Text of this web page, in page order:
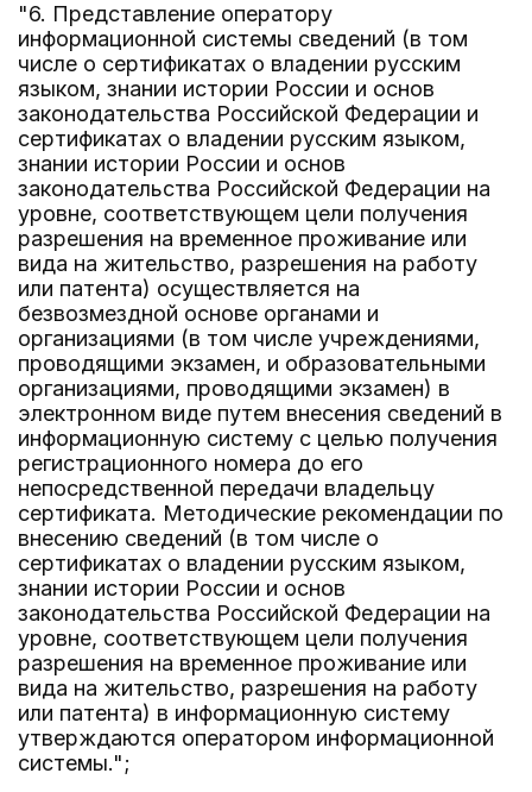
"6. Представление оператору
информационной системы сведений (в том
числе о сертификатах о владении русским
языком, знании истории России и основ
законодательства Российской Федерации и
сертификатах о владении русским языком,
знании истории России и основ
законодательства Российской Федерации на
уровне, соответствующем цели получения
разрешения на временное проживание или
вида на жительство, разрешения на работу
или патента) осуществляется на
безвозмездной основе органами и
организациями (в том числе учреждениями,
проводящими экзамен, и образовательными
организациями, проводящими экзамен) в
электронном виде путем внесения сведений в
информационную систему с целью получения
регистрационного номера до его
непосредственной передачи владельцу
сертификата. Методические рекомендации по
внесению сведений (в том числе о
сертификатах о владении русским языком,
знании истории России и основ
законодательства Российской Федерации на
уровне, соответствующем цели получения
разрешения на временное проживание или
вида на жительство, разрешения на работу
или патента) в информационную систему
утверждаются оператором информационной
системы.";